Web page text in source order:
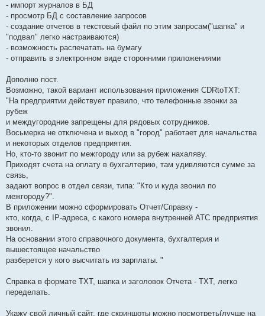
- импорт журналов в БД
- просмотр БД с составление запросов
- создание отчетов в текстовый файл по этим запросам("шапка" и
"подвал" легко настраиваются)
- возможность распечатать на бумагу
- отправить в электронном виде сторонними приложениями
Дополню пост.
Возможно, такой вариант использования приложения CDRtoTXT:
"На предприятии действует правило, что телефонные звонки за
рубеж
и междугородние запрещены для рядовых сотрудников.
Восьмерка не отключена и выход в "город" работает для начальства
и некоторых отделов предприятия.
Но, кто-то звонит по межгороду или за рубеж нахаляву.
Приходят счета на оплату в бухгалтерию, там удивляются сумме за
связь,
задают вопрос в отдел связи, типа: "Кто и куда звонил по
межгороду?".
В приложении можно сформировать Отчет/Справку -
кто, когда, с IP-адреса, с какого номера внутренней АТС предприятия
звонил.
На основании этого справочного документа, бухгалтерия и
вышестоящее начальство
разберется у кого высчитать из зарплаты. "
Справка в формате TXT, шапка и заголовок Отчета - TXT, легко
переделать.
Укажу свой личный сайт, где скриншоты можно посмотреть(лучше на